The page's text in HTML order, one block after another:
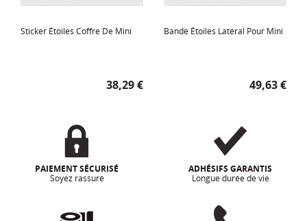
Sticker Étoiles Coffre De Mini
Prix
38,29 €
Bande Étoiles Latéral Pour Mini
Prix
49,63 €
PAIEMENT SÉCURISÉ
Soyez rassuré
ADHÉSIFS GARANTIS
Longue durée de vie